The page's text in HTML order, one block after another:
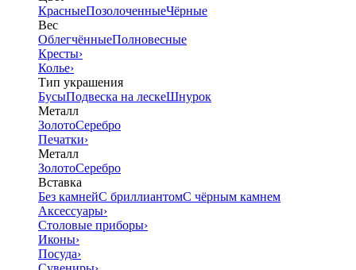
КрасныеПозолоченныеЧёрные
Вес
ОблегчённыеПолновесные
Кресты›
Колье›
Тип украшения
БусыПодвеска на лескеШнурок
Металл
ЗолотоСеребро
Печатки›
Металл
ЗолотоСеребро
Вставка
Без камнейС бриллиантомС чёрным камнем
Аксессуары›
Столовые приборы›
Иконы›
Посуда›